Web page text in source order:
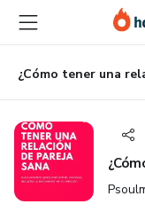
principal
página
de
página